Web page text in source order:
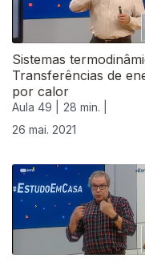
Sistemas
Transferências de
por calor
Aula 49 |
28 min. |
26 mai. 2021